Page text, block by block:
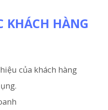
KHÁCH HÀNG
của khách hàng